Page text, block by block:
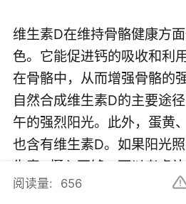
维生素D在维持骨骼健康方
色。它能促进钙的吸收和利
在骨骼中，从而增强骨骼的
自然合成维生素D的主要途
午的强烈阳光。此外，蛋黄
也含有维生素D。如果阳光
生素D摄入不够，可以考虑
充剂。
阅读量: 656